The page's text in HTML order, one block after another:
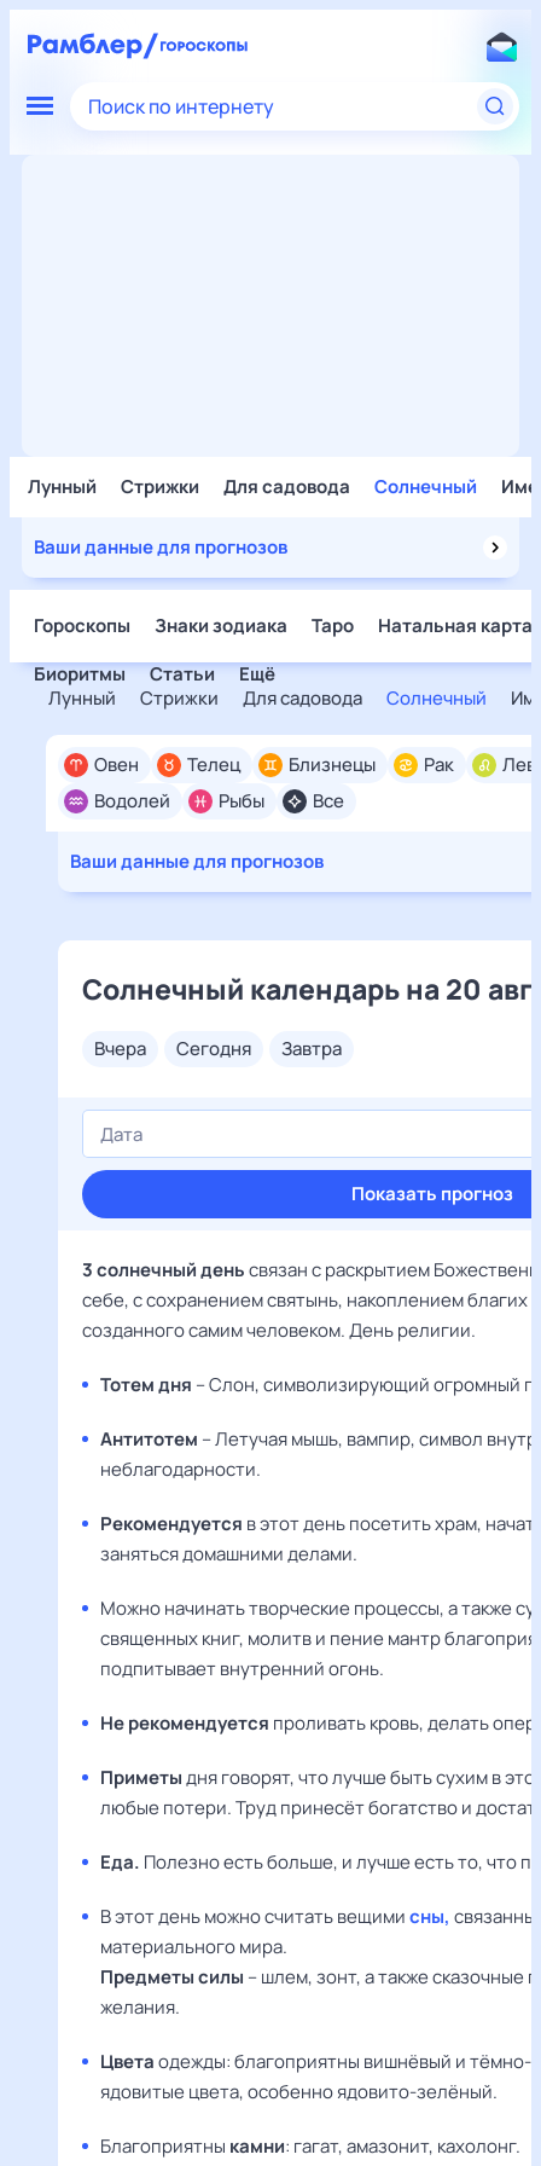
Поиск по интернету
Лунный Стрижки Для садовода Солнечный
Ваши данные для прогнозов
Гороскопы Знаки зодиака Таро
Натальная карта
Биоритмы
Статьи
Ещё
Лунный
Стрижки Для садовода Солнечный
Все
Овен Телец Близнецы Рак
Лев
Водолей
Рыбы
Ваши данные для прогнозов
Солнечный календарь на 20
вчера сегодня завтра
Показать прогноз
3 солнечный деньсвязан с раскрытием
себе, с сохранением святынь, накоплением благих
созданного самим человеком. День религии.
Тотем дня – Слон, символизирующий огромный
Антитотем – Летучая мышь, вампир, символ
неблагодарности.
Рекомендуется в этот день посетить храм,
заняться домашними делами.
Можно начинать творческие процессы, а также
священных книг, молитв и пение мантр
подпитывает внутренний огонь.
Не рекомендуется проливать кровь, делать
Приметыдня говорят, что лучше быть сухим в
любые потери. Труд принесёт богатство и
Еда. Полезно есть больше, и лучше есть то, что
В этот день можно считать вещимисны,
материального мира.
Предметы силы – шлем, зонт, а также сказочные
желания.
Цветаодежды: благоприятны вишнёвый и тёмно-
ядовитые цвета, особенно ядовито-зелёный.
Благоприятны камни: гагат, амазонит, кахолонг.